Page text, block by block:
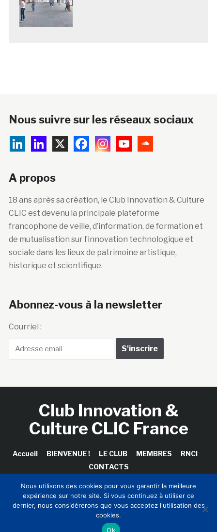
Nous suivre sur les réseaux sociaux
A propos
18 ans après sa création, le Club Innovation & Culture
CLIC est devenu la principale plateforme
francophone de veille, d’information, de formation et
de mutualisation sur l’innovation technologique et
sociale dans les lieux de patrimoine artistique,
historique et scientifique.
Abonnez-vous à la newsletter
Courriel :
Club Innovation &
Culture CLIC France
Accueil BIENVENUE ! LE CLUB MEMBRES
RNCI
CONTACTS
Copyright © 2026 Club Innovation & Culture CLIC France /
Sinapses Conseils
Nous utilisons des cookies pour vous garantir la meilleure
expérience sur notre site. Si vous continuez à utiliser ce
dernier, nous considérerons que vous acceptez l'utilisation des
cookies.
Ok